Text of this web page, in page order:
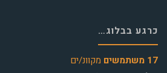
כרגע בבלוג…
17 משתמשים
מקוונ/ים